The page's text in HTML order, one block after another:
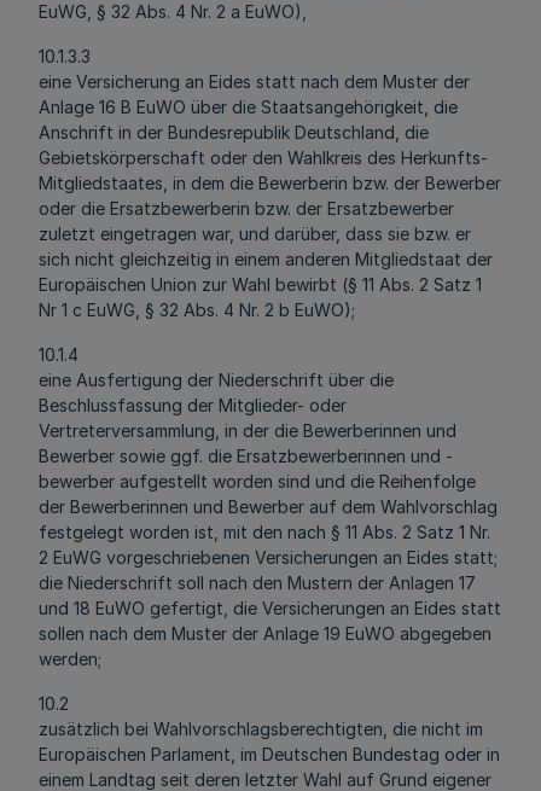
EuWG, § 32 Abs. 4 Nr. 2 a EuWO),
10.1.3.3
eine Versicherung an Eides statt nach dem Muster der
Anlage 16 B EuWO über die Staatsangehörigkeit, die
Anschrift in der Bundesrepublik Deutschland, die
Gebietskörperschaft oder den Wahlkreis des Herkunfts-
Mitgliedstaates, in dem die Bewerberin bzw. der Bewerber
oder die Ersatzbewerberin bzw. der Ersatzbewerber
zuletzt eingetragen war, und darüber, dass sie bzw. er
sich nicht gleichzeitig in einem anderen Mitgliedstaat der
Europäischen Union zur Wahl bewirbt (§ 11 Abs. 2 Satz 1
Nr 1 c EuWG, § 32 Abs. 4 Nr. 2 b EuWO);
10.1.4
eine Ausfertigung der Niederschrift über die
Beschlussfassung der Mitglieder- oder
Vertreterversammlung, in der die Bewerberinnen und
Bewerber sowie ggf. die Ersatzbewerberinnen und -
bewerber aufgestellt worden sind und die Reihenfolge
der Bewerberinnen und Bewerber auf dem Wahlvorschlag
festgelegt worden ist, mit den nach § 11 Abs. 2 Satz 1 Nr.
2 EuWG vorgeschriebenen Versicherungen an Eides statt;
die Niederschrift soll nach den Mustern der Anlagen 17
und 18 EuWO gefertigt, die Versicherungen an Eides statt
sollen nach dem Muster der Anlage 19 EuWO abgegeben
werden;
10.2
zusätzlich bei Wahlvorschlagsberechtigten, die nicht im
Europäischen Parlament, im Deutschen Bundestag oder in
einem Landtag seit deren letzter Wahl auf Grund eigener